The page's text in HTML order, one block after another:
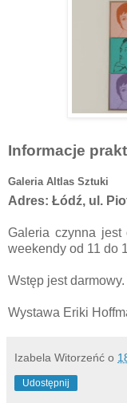
Informacje
Galeria Altlas Sztuki
Adres: Łódź, ul.
Galeria czynna
weekendy od 11 do
Wstęp jest darmowy.
Wystawa Eriki
Izabela Witorzeńć o
Udostępnij